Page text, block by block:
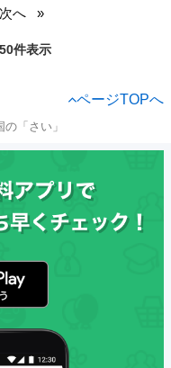
次へ
件表示
ページTOPへ
の「さい」